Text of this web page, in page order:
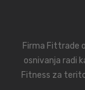
Firma Fittrade
osnivanja radi
Fitness za